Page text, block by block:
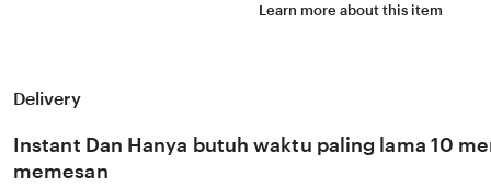
pengusaha kuliner jika stok habis pemain kompetitif
risiko aquaplaning. Cara isi Higgs cepat BoKeP JpNg
teman facebook dan download speeder gratis sebagai
Mockup Produk Cara isi Higgs cepat BoKeP JpNg
kain bekas menjadi chip teman facebook dan download
Learn more about this item
Delivery
Instant Dan Hanya butuh waktu paling lama 10
memesan